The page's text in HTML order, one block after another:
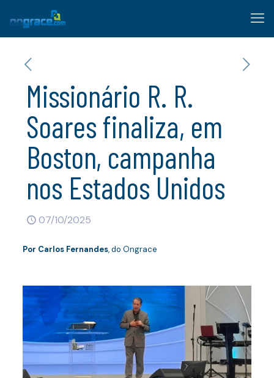
Missionário R. R.
Soares finaliza, em
Boston, campanha
nos Estados Unidos
07/10/2025
Por Carlos Fernandes, do Ongrace